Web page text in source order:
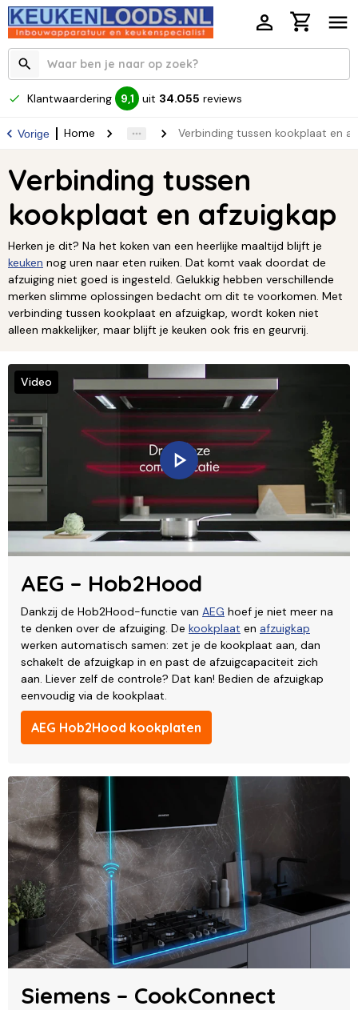
Klantwaardering 9,1 uit 34.055 reviews
Vorige Home Verbinding tussen kookplaat en
Verbinding tussen
kookplaat en afzuigkap
Herken je dit? Na het koken van een heerlijke maaltijd blijft je
keuken nog uren naar eten ruiken. Dat komt vaak doordat de
afzuiging niet goed is ingesteld. Gelukkig hebben verschillende
merken slimme oplossingen bedacht om dit te voorkomen. Met
verbinding tussen kookplaat en afzuigkap, wordt koken niet
alleen makkelijker, maar blijft je keuken ook fris en geurvrij.
AEG – Hob2Hood
Dankzij de Hob2Hood-functie van AEG hoef je niet meer na
te denken over de afzuiging. De kookplaat en afzuigkap
werken automatisch samen: zet je de kookplaat aan, dan
schakelt de afzuigkap in en past de afzuigcapaciteit zich
aan. Liever zelf de controle? Dat kan! Bedien de afzuigkap
eenvoudig via de kookplaat.
AEG Hob2Hood kookplaten
Video
Siemens – CookConnect